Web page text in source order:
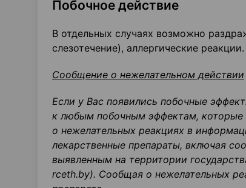
Побочное действие
В отдельных случаях возможно
слезотечение), аллергические реакции.
Сообщение о нежелательном действии
Если у Вас появились побочные
к любым побочным эффектам, которые
о нежелательных реакциях в
лекарственные препараты, включая
выявленным на территории
rceth.by). Сообщая о нежелательных